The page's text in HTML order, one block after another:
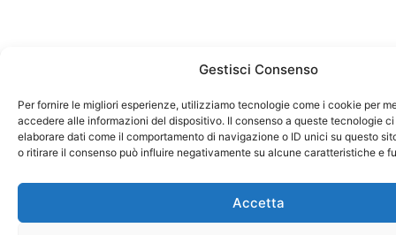
Gestisci Consenso
Per fornire le migliori esperienze, utilizziamo tecnologie come i cookie per
accedere alle informazioni del dispositivo. Il consenso a queste tecnologie
elaborare dati come il comportamento di navigazione o ID unici su questo
o ritirare il consenso può influire negativamente su alcune caratteristiche e
Accetta